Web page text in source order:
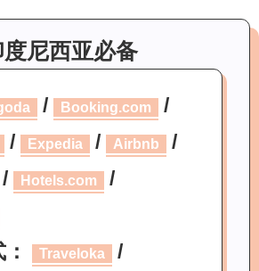
度尼西亚必备
/ Booking.com /
/ Expedia / Airbnb /
/ Hotels.com /
Traveloka /